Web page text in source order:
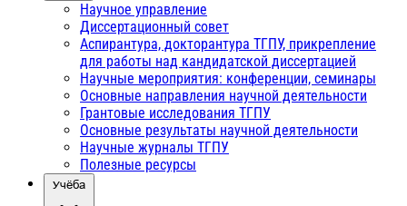
Научное управление
Диссертационный совет
Аспирантура, докторантура ТГПУ, прикрепление
для работы над кандидатской диссертацией
Научные мероприятия: конференции, семинары
Основные направления научной деятельности
Грантовые исследования ТГПУ
Основные результаты научной деятельности
Научные журналы ТГПУ
Полезные ресурсы
Учёба